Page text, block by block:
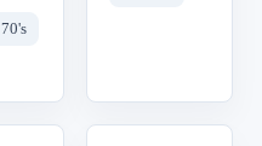
70's